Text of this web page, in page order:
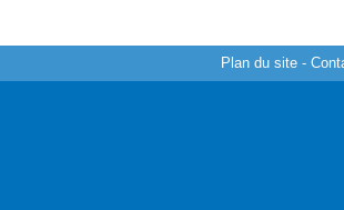
Plan du site -